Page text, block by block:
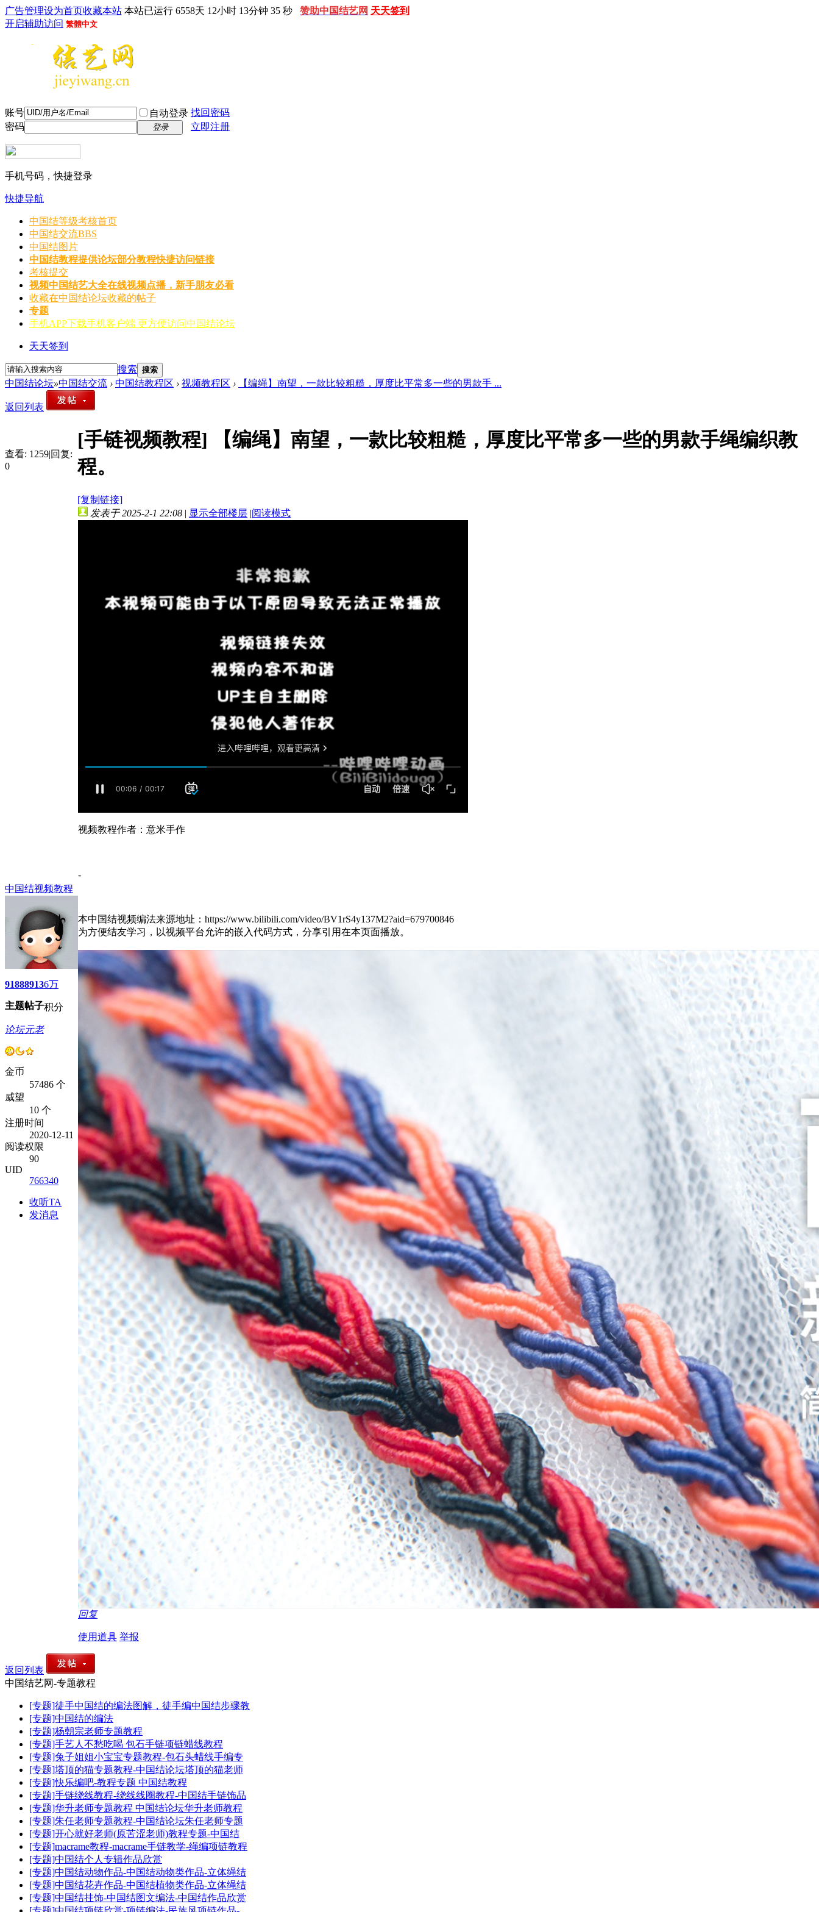
广告管理设为首页收藏本站 本站已运行 6558天 12小时 13分钟 37 秒 赞助中国结艺网 天天签到
开启辅助访问 繁體中文
账号 自动登录 找回密码
密码
登录 立即注册
手机号码，快捷登录
快捷导航
中国结等级考核首页
中国结交流BBS
中国结图片
中国结教程提供论坛部分教程快捷访问链接
考核提交
视频中国结艺大全在线视频点播，新手朋友必看
收藏在中国结论坛收藏的帖子
专题
手机APP下载手机客户端 更方便访问中国结论坛
天天签到
搜索 搜索
中国结论坛»中国结交流 › 中国结教程区 › 视频教程区 › 【编绳】南望，一款比较粗糙，厚度比平常多一些的男款手 ...
返回列表
查看: 1259|回复:
0
[手链视频教程]
【编绳】南望，一款比较粗糙，厚度比平常多一些的男款手绳编织教
程。
[复制链接]
中国结视频教程
9188
主题
8913
帖子
6万
积分
论坛元老
金币
57486 个
威望
10 个
注册时间
2020-12-11
阅读权限
90
UID
766340
收听TA
发消息
发表于 2025-2-1 22:08 | 显示全部楼层 |阅读模式
视频教程作者：意米手作
-
本中国结视频编法来源地址：https://www.bilibili.com/video/BV1rS4y137M2?aid=679700846
为方便结友学习，以视频平台允许的嵌入代码方式，分享引用在本页面播放。
回复
使用道具 举报
返回列表
中国结艺网-专题教程
[专题]徒手中国结的编法图解，徒手编中国结步骤教
[专题]中国结的编法
[专题]杨朝宗老师专题教程
[专题]手艺人不愁吃喝 包石手链项链蜡线教程
[专题]兔子姐姐小宝宝专题教程-包石头蜡线手编专
[专题]塔顶的猫专题教程-中国结论坛塔顶的猫老师
[专题]快乐编吧-教程专题 中国结教程
[专题]手链绕线教程-绕线线圈教程-中国结手链饰品
[专题]华升老师专题教程 中国结论坛华升老师教程
[专题]朱任老师专题教程-中国结论坛朱任老师专题
[专题]开心就好老师(原苦涩老师)教程专题-中国结
[专题]macrame教程-macrame手链教学-绳编项链教程
[专题]中国结个人专辑作品欣赏
[专题]中国结动物作品-中国结动物类作品-立体绳结
[专题]中国结花卉作品-中国结植物类作品-立体绳结
[专题]中国结挂饰-中国结图文编法-中国结作品欣赏